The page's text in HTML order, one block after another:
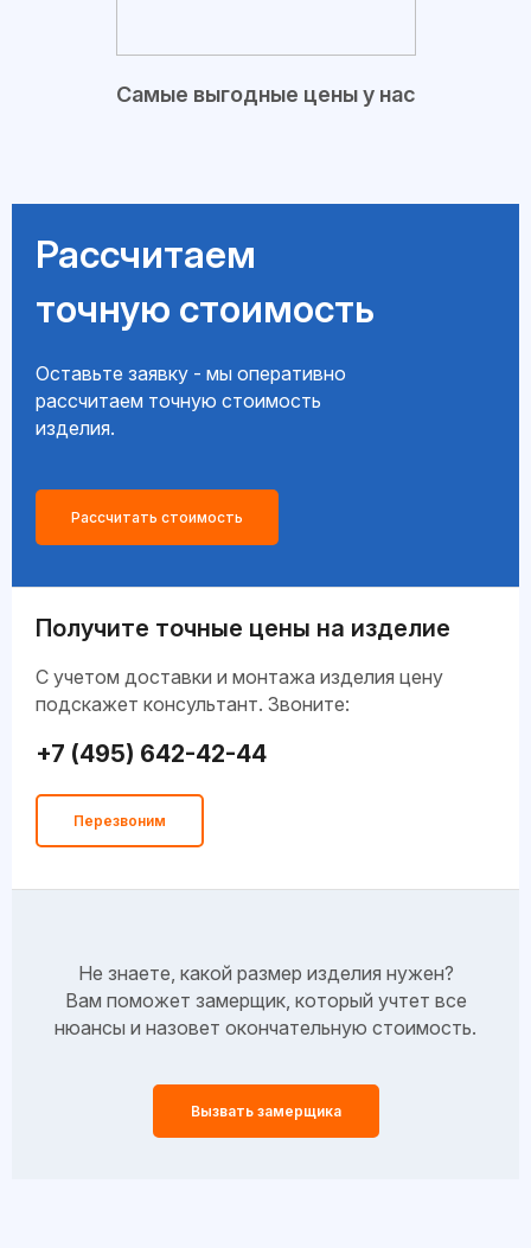
Самые выгодные цены у нас
Рассчитаем
точную стоимость
Оставьте заявку - мы оперативно
рассчитаем точную стоимость
изделия.
Рассчитать стоимость
Получите точные цены на изделие
C учетом доставки и монтажа изделия цену
подскажет консультант. Звоните:
+7 (495) 642-42-44
Перезвоним
Не знаете, какой размер изделия нужен?
Вам поможет замерщик, который учтет все
нюансы и назовет окончательную стоимость.
Вызвать замерщика